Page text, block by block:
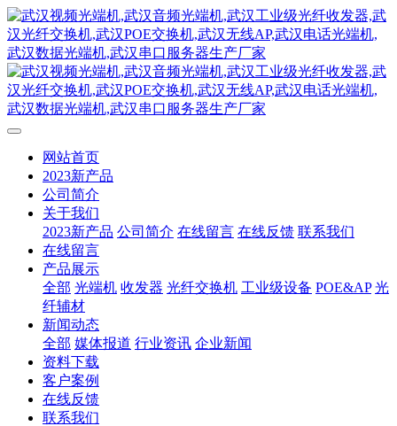
网站首页
2023新产品
公司简介
关于我们
2023新产品 公司简介 在线留言 在线反馈 联系我们
在线留言
产品展示
全部 光端机 收发器 光纤交换机 工业级设备 POE&AP 光
纤辅材
新闻动态
全部 媒体报道 行业资讯 企业新闻
资料下载
客户案例
在线反馈
联系我们